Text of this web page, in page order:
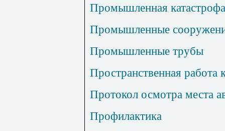
Промышленная катастрофа
Промышленные
Промышленные трубы
Пространственная работа
Протокол осмотра места
Профилактика